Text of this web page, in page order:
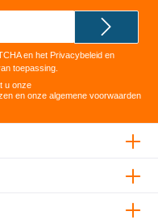
en het Privacybeleid en
toepassing.
u onze
en onzealgemene voorwaarden